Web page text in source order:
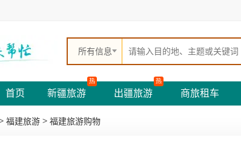
所有信息
首页 新疆旅游
热
出疆旅游
热
商旅租车
福建旅游 > 福建旅游购物